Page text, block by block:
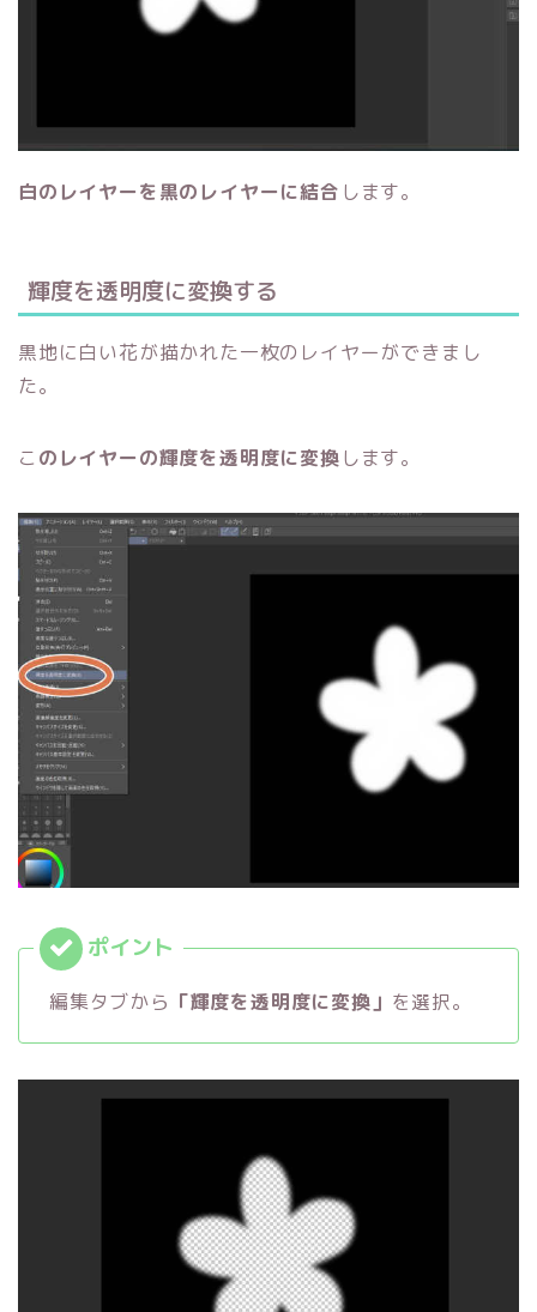
白のレイヤーを黒のレイヤーに結合 します。
輝度を透明度に変換する
黒地に白い花が描かれた一枚のレイヤーができまし
た。
こ のレイヤーの輝度を透明度に変換します。
編集タブから 「輝度を透明度に変換」 を選択。